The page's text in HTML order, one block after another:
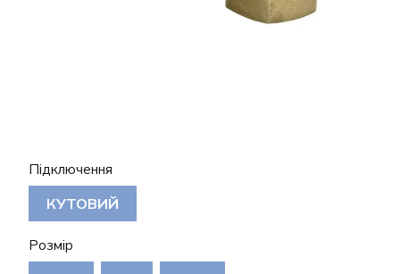
Підключення
КУТОВИЙ
Розмір